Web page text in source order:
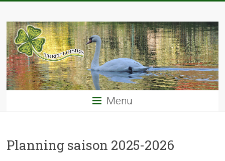
content
TREFF'LOISIRS
Menu
Planning saison 2025-2026